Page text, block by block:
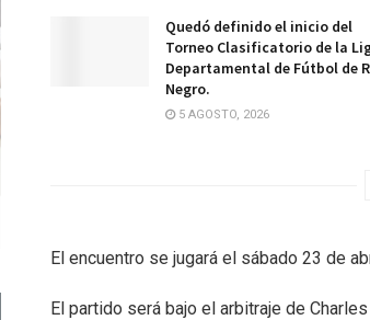
Quedó definido el inicio del
Torneo Clasificatorio de la
Departamental de Fútbol de
Negro.
5 AGOSTO, 2026
El encuentro se jugará el sábado 23 de
El partido será bajo el arbitraje de